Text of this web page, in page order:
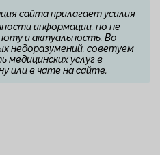
сайта прилагает усилия
информации, но не
и актуальность. Во
недоразумений, советуем
услуг в
или в чате на сайте.